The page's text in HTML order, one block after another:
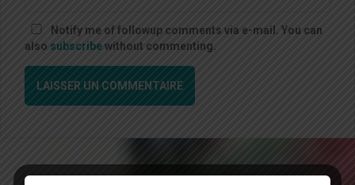
Notify me of followup comments via e-mail. You can
also subscribewithout commenting.